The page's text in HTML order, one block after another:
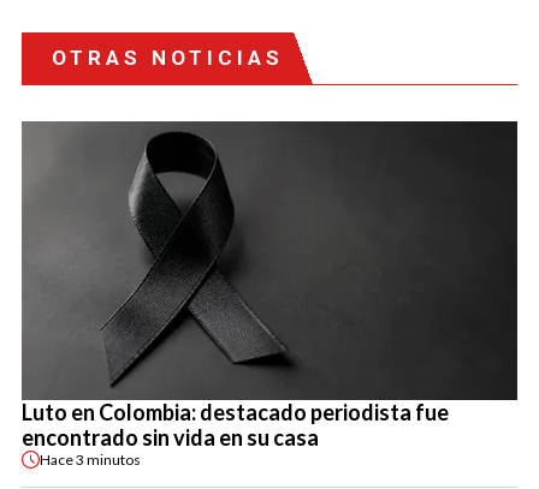
OTRAS NOTICIAS
Luto en Colombia: destacado periodista fue
encontrado sin vida en su casa
Hace3 minutos